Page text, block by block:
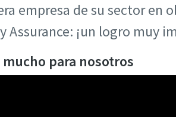
empresa de su sector
Assurance: ¡un logro muy
para nosotros